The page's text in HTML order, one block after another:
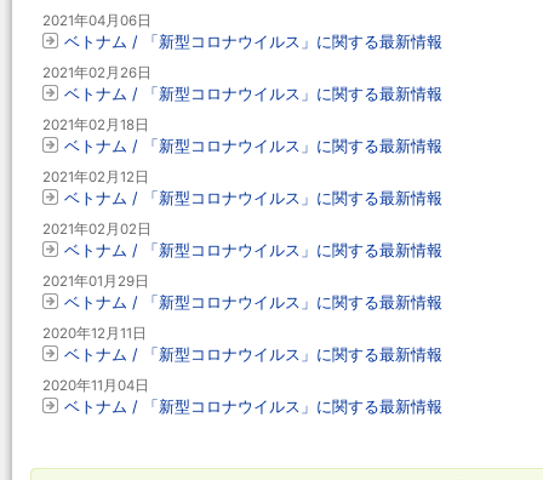
2021年04月06日
ベトナム / 「新型コロナウイルス」に関する最新情報
2021年02月26日
ベトナム / 「新型コロナウイルス」に関する最新情報
2021年02月18日
ベトナム / 「新型コロナウイルス」に関する最新情報
2021年02月12日
ベトナム / 「新型コロナウイルス」に関する最新情報
2021年02月02日
ベトナム / 「新型コロナウイルス」に関する最新情報
2021年01月29日
ベトナム / 「新型コロナウイルス」に関する最新情報
2020年12月11日
ベトナム / 「新型コロナウイルス」に関する最新情報
2020年11月04日
ベトナム / 「新型コロナウイルス」に関する最新情報